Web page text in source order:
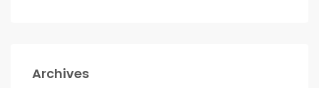
Archives